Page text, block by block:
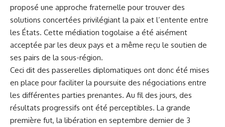
proposé une approche fraternelle pour trouver des
solutions concertées privilégiant la paix et l’entente entre
les États. Cette médiation togolaise a été aisément
acceptée par les deux pays et a même reçu le soutien de
ses pairs de la sous-région.
Ceci dit des passerelles diplomatiques ont donc été mises
en place pour faciliter la poursuite des négociations entre
les différentes parties prenantes. Au fil des jours, des
résultats progressifs ont été perceptibles. La grande
première fut, la libération en septembre dernier de 3